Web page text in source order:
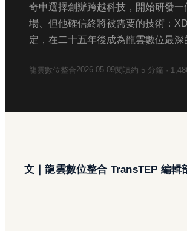
奇申選擇創辦跨越科技，開始研發一
場、但他確信終將被需要的技術：
定，在二十五年後成為龍雲數位最深
龍雲數位整合2026-05-09閱讀約 5 分鐘 ·
文｜龍雲數位整合 TransTEP 編輯